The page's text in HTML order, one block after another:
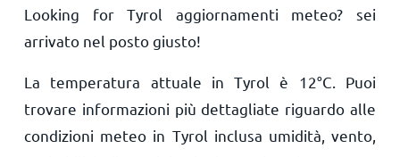
Looking for Tyrol aggiornamenti meteo? sei
arrivato nel posto giusto!
La temperatura attuale in Tyrol è 12°C . Puoi
trovare informazioni più dettagliate riguardo alle
condizioni meteo in Tyrol inclusa umidità, vento,